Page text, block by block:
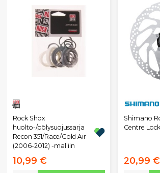
Rock Shox
huolto-/pölysuojussarja
Recon 351/Race/Gold Air
(2006-2012) -malliin
10,99 €
Shimano
Centre Lock
20,99 €